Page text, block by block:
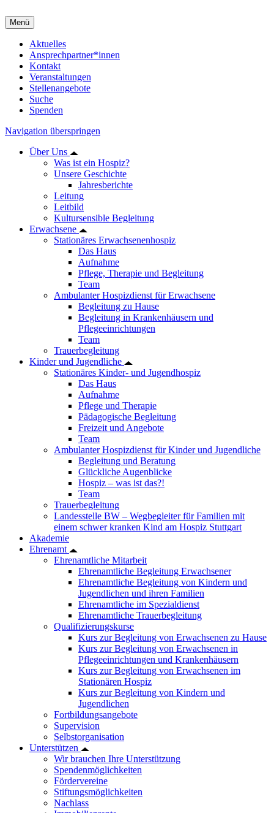
Menü
Aktuelles
Ansprechpartner*innen
Kontakt
Veranstaltungen
Stellenangebote
Suche
Spenden
Navigation überspringen
Über Uns
Was ist ein Hospiz?
Unsere Geschichte
Jahresberichte
Leitung
Leitbild
Kultursensible Begleitung
Erwachsene
Stationäres Erwachsenenhospiz
Das Haus
Aufnahme
Pflege, Therapie und Begleitung
Team
Ambulanter Hospizdienst für Erwachsene
Begleitung zu Hause
Begleitung in Krankenhäusern und
Pflegeeinrichtungen
Team
Trauerbegleitung
Kinder und Jugendliche
Stationäres Kinder- und Jugendhospiz
Das Haus
Aufnahme
Pflege und Therapie
Pädagogische Begleitung
Freizeit und Angebote
Team
Ambulanter Hospizdienst für Kinder und Jugendliche
Begleitung und Beratung
Glückliche Augenblicke
Hospiz – was ist das?!
Team
Trauerbegleitung
Landesstelle BW – Wegbegleiter für Familien mit
einem schwer kranken Kind am Hospiz Stuttgart
Akademie
Ehrenamt
Ehrenamtliche Mitarbeit
Ehrenamtliche Begleitung Erwachsener
Ehrenamtliche Begleitung von Kindern und
Jugendlichen und ihren Familien
Ehrenamtliche im Spezialdienst
Ehrenamtliche Trauerbegleitung
Qualifizierungskurse
Kurs zur Begleitung von Erwachsenen zu Hause
Kurs zur Begleitung von Erwachsenen in
Pflegeeinrichtungen und Krankenhäusern
Kurs zur Begleitung von Erwachsenen im
Stationären Hospiz
Kurs zur Begleitung von Kindern und
Jugendlichen
Fortbildungsangebote
Supervision
Selbstorganisation
Unterstützen
Wir brauchen Ihre Unterstützung
Spendenmöglichkeiten
Fördervereine
Stiftungsmöglichkeiten
Nachlass